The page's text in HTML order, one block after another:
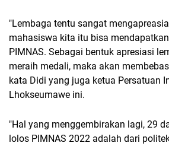
"Lembaga tentu sangat
mahasiswa kita itu bisa
PIMNAS. Sebagai bentuk apresiasi
meraih medali, maka akan
kata Didi yang juga ketua Persatuan
Lhokseumawe ini.
"Hal yang menggembirakan lagi, 29
lolos PIMNAS 2022 adalah dari